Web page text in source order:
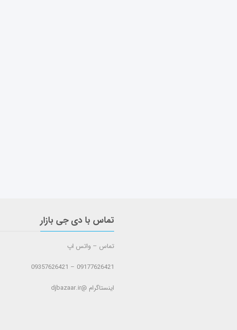
تماس با دی جی بازار
تماس – واتس اپ
09177626421 – 09357626421
اینستاگرام @djbazaar.ir